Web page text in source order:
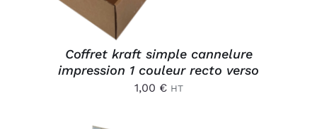
Coffret kraft simple cannelure
impression 1 couleur recto verso
1,00 € HT